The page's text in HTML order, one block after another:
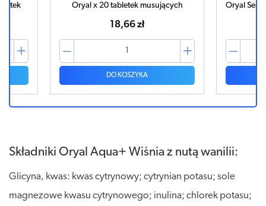
Oryal x 20 tabletek musujących
18,66 zł
DO KOSZYKA
Oryal
Składniki Oryal Aqua+ Wiśnia z nutą wanilii:
Glicyna, kwas: kwas cytrynowy; cytrynian potasu; sole
magnezowe kwasu cytrynowego; inulina; chlorek potasu;